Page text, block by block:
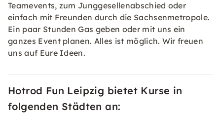
Teamevents, zum Junggesellenabschied oder
einfach mit Freunden durch die Sachsenmetropole.
Ein paar Stunden Gas geben oder mit uns ein
ganzes Event planen. Alles ist möglich. Wir freuen
uns auf Eure Ideen.
Hotrod Fun Leipzig bietet Kurse in
folgenden Städten an: